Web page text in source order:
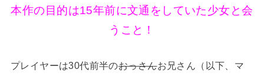
本作の目的は15年前に文通をしていた少女と会
うこと！
プレイヤーは30代前半のおっさんお兄さん（以下、マ